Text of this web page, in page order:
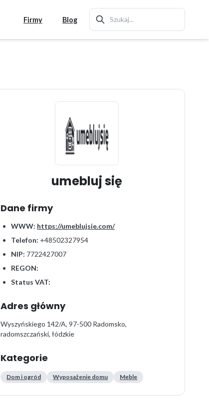
Firmy Blog
umebluj się
Dane firmy
WWW: https://umeblujsie.com/
Telefon: +48502327954
NIP: 7722427007
REGON:
Status VAT:
Adres główny
Wyszyńskiego 142/A, 97-500 Radomsko,
radomszczański, łódzkie
Kategorie
Dom i ogród Wyposażenie domu Meble